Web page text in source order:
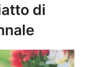
di